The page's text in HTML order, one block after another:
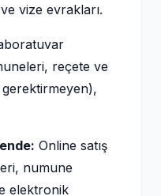
vize evrakları.
reçete ve
Online satış
numune
elektronik